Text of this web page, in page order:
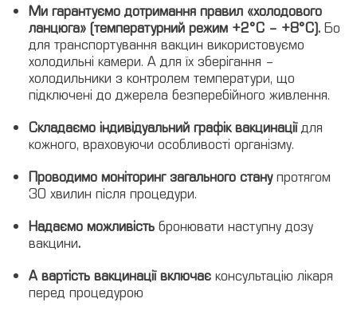
Ми гарантуємо дотримання правил «холодового
ланцюга» (температурний режим +2°C – +8°C). Бо
для транспортування вакцин використовуємо
холодильні камери. А для їх зберігання –
холодильники з контролем температури, що
підключені до джерела безперебійного живлення.
Складаємо індивідуальний графік вакцинаціїдля
кожного, враховуючи особливості організму.
Проводимо моніторинг загального станупротягом
30 хвилин після процедури.
Надаємо можливість бронювати наступну дозу
вакцини.
А вартість вакцинації включає консультацію лікаря
перед процедурою